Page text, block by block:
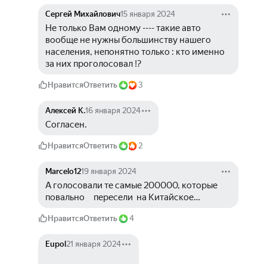
Сергей Михайлович15 января 2024
Не только Вам одному ---- такие авто
вообще не нужны большинству нашего
населения, непонятно только : кто именно
за них проголосовал !?
НравитсяОтветить 3
Алексей К.16 января 2024
Согласен.
НравитсяОтветить 2
Marcelo1219 января 2024
А голосовали те самые 200000, которые
повально     пересели  на Китайское…
НравитсяОтветить 4
Eupol 21 января 2024